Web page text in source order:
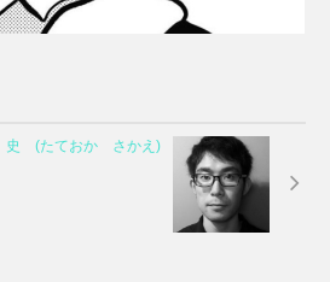
(たておか さかえ)